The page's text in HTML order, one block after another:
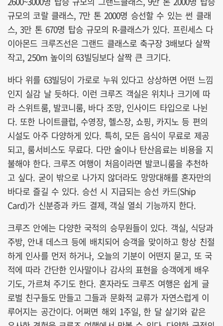
규모의 코랄 클래스, 7만 톤 2000명 승선할 수 있는 썬 클래
스, 3만 톤 670명 탑승 규모의 R-클래스가 있다. 프린세스 다
이아몬드 크루즈선은 그랜드 클래스로 축구장 3배보다 살짝
작고, 250m 높이의 63빌딩보다 살짝 큰 크기다.
바다 위를 63빌딩이 가로로 누워 있다고 상상하면 어떤 느낌
인지 실감 날 듯하다. 이런 크루즈 객실은 위치나 크기에 따
라 스위트룸, 발코니룸, 바다 조망, 인사이드 타입으로 나뉜
다. 또한 나이트클럽, 수영장, 헬스장, 쇼핑, 카지노 등 편의
시설도 아주 다양하게 있다. 특히, 모든 음식이 무료로 제공
되고, 룸서비스도 무료다. 다만 술이나 탄산음료는 비용을 지
불해야 한다. 크루즈 여행이 처음이라면 발코니룸을 추천하
고 싶다. 굳이 밖으로 나가지 않더라도 망망대해를 혼자만의
바다로 즐길 수 있다. 승선 시 지급되는 승선 카드(Ship
Card)가 신분증과 카드 결제, 객실 열쇠 기능까지 한다.
크루즈 안에는 다양한 국적의 승무원들이 있다. 객실, 식당과
주방, 안내 데스크 등에 배치되어 승객을 맞이하고 항상 친절
하게 인사를 먼저 하거나, 오늘의 기분이 어떤지 묻고, 또 국
적에 따라 간단한 인사말이나 감사의 표현을 승객에게 배우
기도, 가르쳐 주기도 한다. 혼자라도 크루즈 여행은 쉽게 글
로벌 친구들도 만들고 그들과 문화적 교류가 자연스럽게 이
루어지는 공간이다. 어쩌면 해외 1주일, 한 달 살기와 같은